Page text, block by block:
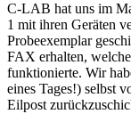
C-LAB hat uns im
1 mit ihren Geräten
Probeexemplar
FAX erhalten,
funktionierte. Wir
eines Tages!) selbst
Eilpost